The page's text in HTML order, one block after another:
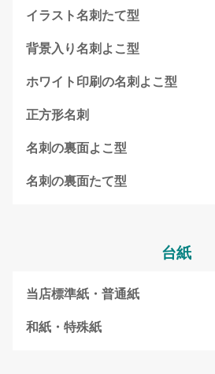
イラスト名刺たて型
背景入り名刺よこ型
ホワイト印刷の名刺よこ型
正方形名刺
名刺の裏面よこ型
名刺の裏面たて型
台紙
当店標準紙・普通紙
和紙・特殊紙